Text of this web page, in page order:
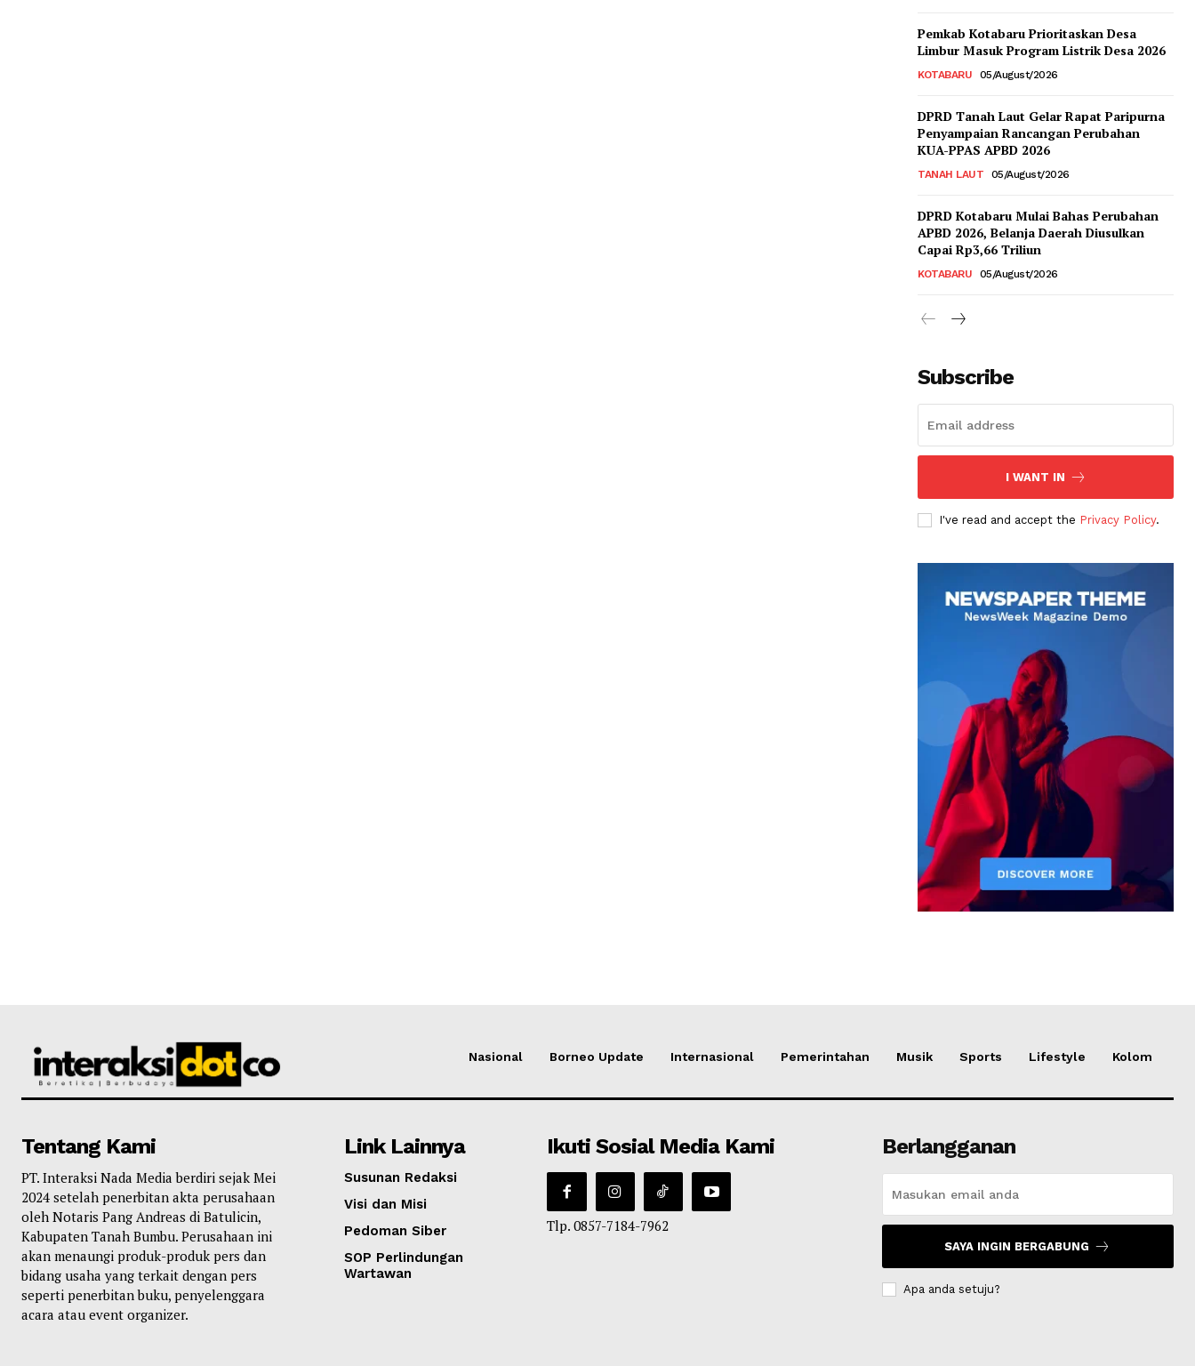
Pemkab Kotabaru Prioritaskan Desa
Limbur Masuk Program Listrik Desa 2026
KOTABARU 05/August/2026
DPRD Tanah Laut Gelar Rapat Paripurna
Penyampaian Rancangan Perubahan
KUA-PPAS APBD 2026
TANAH LAUT 05/August/2026
DPRD Kotabaru Mulai Bahas Perubahan
APBD 2026, Belanja Daerah Diusulkan
Capai Rp3,66 Triliun
KOTABARU 05/August/2026
Subscribe
I WANT IN
I've read and accept the Privacy Policy.
Nasional Borneo Update Internasional Pemerintahan Musik Sports Lifestyle Kolom
Tentang Kami
PT. Interaksi Nada Media berdiri sejak Mei
2024 setelah penerbitan akta perusahaan
oleh Notaris Pang Andreas di Batulicin,
Kabupaten Tanah Bumbu. Perusahaan ini
akan menaungi produk-produk pers dan
bidang usaha yang terkait dengan pers
seperti penerbitan buku, penyelenggara
acara atau event organizer.
Link Lainnya
Susunan Redaksi
Visi dan Misi
Pedoman Siber
SOP Perlindungan
Wartawan
Ikuti Sosial Media Kami
Tlp. 0857-7184-7962
Berlangganan
SAYA INGIN BERGABUNG
Apa anda setuju?